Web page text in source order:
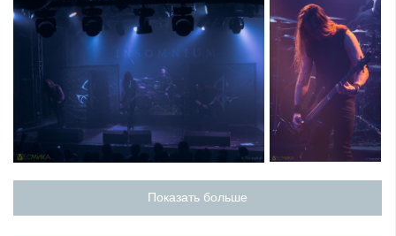
Показать больше